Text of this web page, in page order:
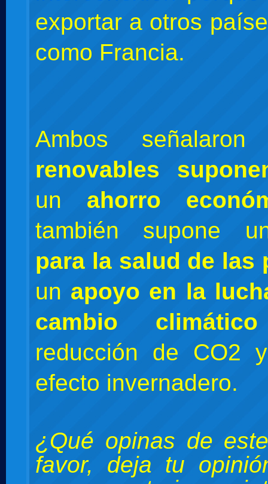
exportar a otros
como Francia.
Ambos
renovables
un ahorro
también supone
para la salud de las
un apoyo en la
cambio climático
reducción de CO2
efecto invernadero.
¿Qué opinas de
favor, deja tu